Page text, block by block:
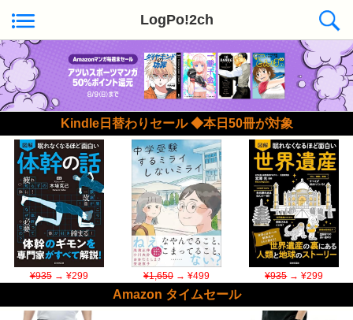
LogPo!2ch
Kindle日替わりセール ◆本日50冊が対象
¥935→ ¥299 ¥1,650→ ¥499 ¥935→ ¥299
Amazon タイムセール